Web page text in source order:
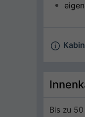
Bis zu